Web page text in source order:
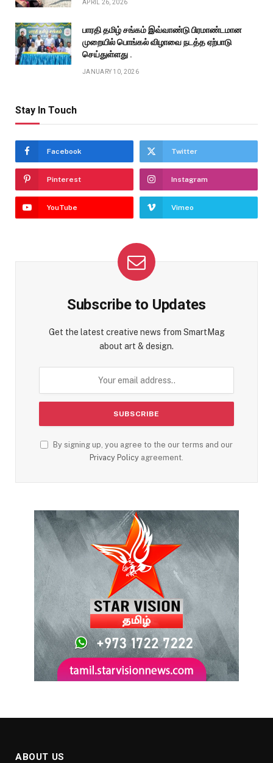
APRIL 26, 2026
பாரதி தமிழ் சங்கம் இவ்வாண்டு பிரமாண்டமான
முறையில் பொங்கல் விழாவை நடத்த ஏற்பாடு
செய்துள்ளது .
JANUARY 10, 2026
Stay In Touch
Facebook Twitter
Pinterest Instagram
YouTube Vimeo
Subscribe to Updates
Get the latest creative news from SmartMag
about art & design.
By signing up, you agree to the our terms and our
Privacy Policy agreement.
ABOUT US